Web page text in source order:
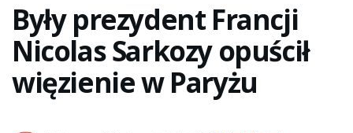
Były prezydent Francji
Nicolas Sarkozy opuścił
więzienie w Paryżu